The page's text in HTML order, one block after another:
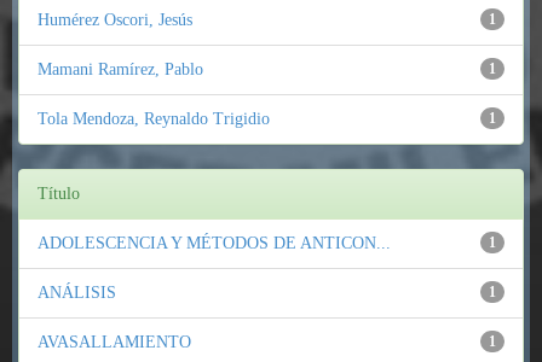
1
Humérez Oscori, Jesús
1
Mamani Ramírez, Pablo
1
Tola Mendoza, Reynaldo Trigidio
Título
1
ADOLESCENCIA Y MÉTODOS DE ANTICON...
1
ANÁLISIS
1
AVASALLAMIENTO